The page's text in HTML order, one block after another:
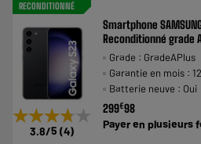
RECONDITIONNÉ
★★★★★
★★★★★
3.8/5 (4)
Smartphone
Reconditionné grade
Grade : GradeAPlus
Garantie en mois : 12
Batterie neuve : Oui
299€98
Payer en plusieurs